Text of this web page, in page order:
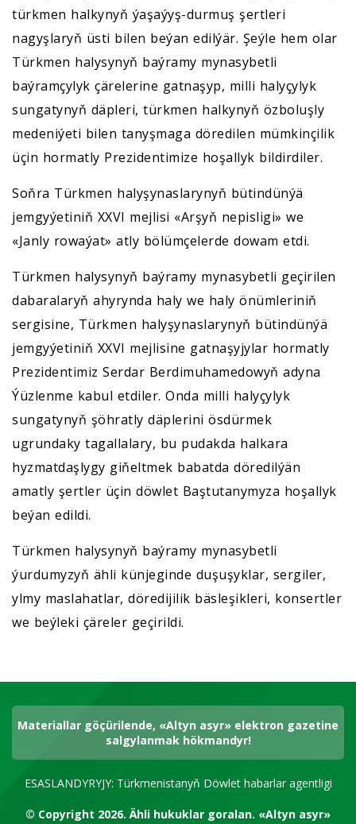
türkmen halkynyň ýaşaýyş-durmuş şertleri
nagyşlaryň üsti bilen beýan edilýär. Şeýle hem olar
Türkmen halysynyň baýramy mynasybetli
baýramçylyk çärelerine gatnaşyp, milli halyçylyk
sungatynyň däpleri, türkmen halkynyň özboluşly
medeniýeti bilen tanyşmaga döredilen mümkinçilik
üçin hormatly Prezidentimize hoşallyk bildirdiler.
Soňra Türkmen halyşynaslarynyň bütindünýä
jemgyýetiniň XXVI mejlisi «Arşyň nepisligi» we
«Janly rowaýat» atly bölümçelerde dowam etdi.
Türkmen halysynyň baýramy mynasybetli geçirilen
dabaralaryň ahyrynda haly we haly önümleriniň
sergisine, Türkmen halyşynaslarynyň bütindünýä
jemgyýetiniň XXVI mejlisine gatnaşyjylar hormatly
Prezidentimiz Serdar Berdimuhamedowyň adyna
Ýüzlenme kabul etdiler. Onda milli halyçylyk
sungatynyň şöhratly däplerini ösdürmek
ugrundaky tagallalary, bu pudakda halkara
hyzmatdaşlygy giňeltmek babatda döredilýän
amatly şertler üçin döwlet Baştutanymyza hoşallyk
beýan edildi.
Türkmen halysynyň baýramy mynasybetli
ýurdumyzyň ähli künjeginde duşuşyklar, sergiler,
ylmy maslahatlar, döredijilik bäsleşikleri, konsertler
we beýleki çäreler geçirildi.
Materiallar göçürilende, «Altyn asyr» elektron gazetine
salgylanmak hökmandyr!
ESASLANDYRYJY: Türkmenistanyň Döwlet habarlar agentligi
© Copyright 2026.Ähli hukuklar goralan. «Altyn asyr»